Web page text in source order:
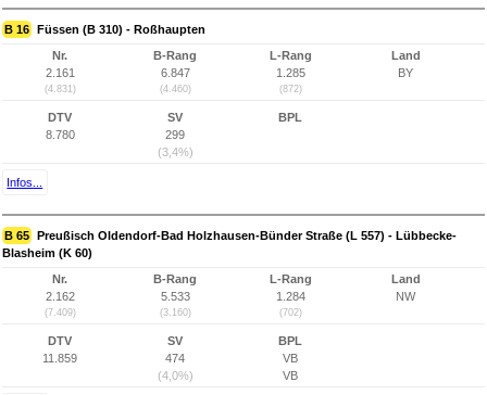
B 16 Füssen (B 310) - Roßhaupten
Nr.
2.161
(4.831)
B-Rang
6.847
(4.460)
L-Rang
1.285
(872)
Land
BY
DTV
8.780
SV
299
(3,4%)
BPL
Infos...
B 65 Preußisch Oldendorf-Bad Holzhausen-Bünder Straße (L 557) - Lübbecke-
Blasheim (K 60)
Nr.
2.162
(7.409)
B-Rang
5.533
(3.160)
L-Rang
1.284
(702)
Land
NW
DTV
11.859
SV
474
(4,0%)
BPL
VB
VB